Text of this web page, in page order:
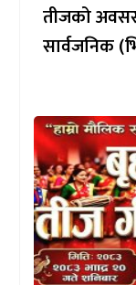
तीजको
सार्वजनिक